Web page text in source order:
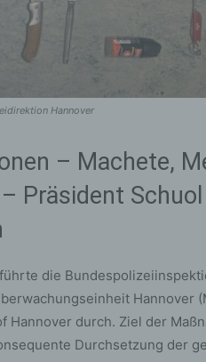
Hannover
– Machete,
Präsident Schuol
die
Hannover
durch. Ziel der
Durchsetzung der